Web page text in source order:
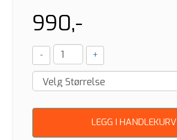
990,-
- +
LEGG I HANDLEKURV